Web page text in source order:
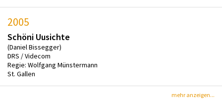
2005
Schöni Uusichte
(Daniel Bissegger)
DRS / Videcom
Regie: Wolfgang Münstermann
St. Gallen
mehr anzeigen...